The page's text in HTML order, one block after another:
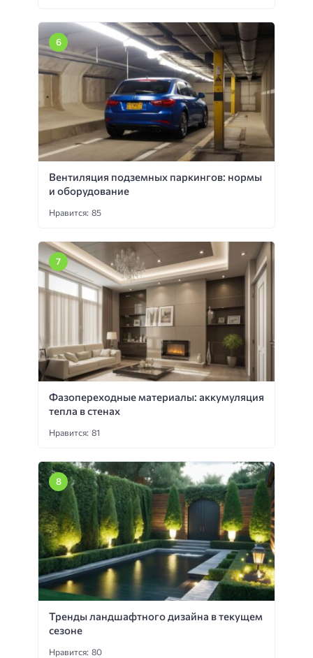
Вентиляция подземных паркингов: нормы
и оборудование
Нравится: 85
Фазопереходные материалы: аккумуляция
тепла в стенах
Нравится: 81
Тренды ландшафтного дизайна в текущем
сезоне
Нравится: 80